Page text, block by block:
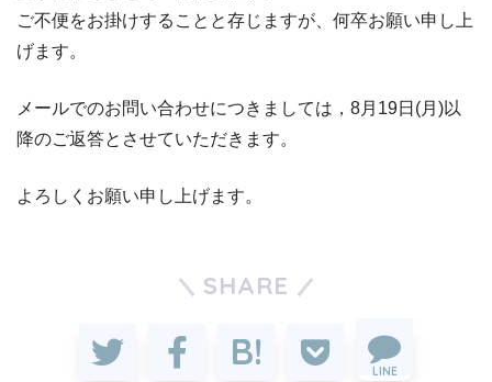
ご不便をお掛けすることと存じますが、何卒お願い申し上
げます。
メールでのお問い合わせにつきましては，8月19日(月)以
降のご返答とさせていただきます。
よろしくお願い申し上げます。
SHARE
LINE